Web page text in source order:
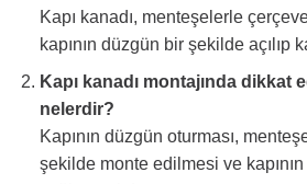
Kapı kanadı, menteşelerle
kapının düzgün bir şekilde açılıp
Kapı kanadı montajında dikkat
nelerdir?
Kapının düzgün oturması,
şekilde monte edilmesi ve kapının